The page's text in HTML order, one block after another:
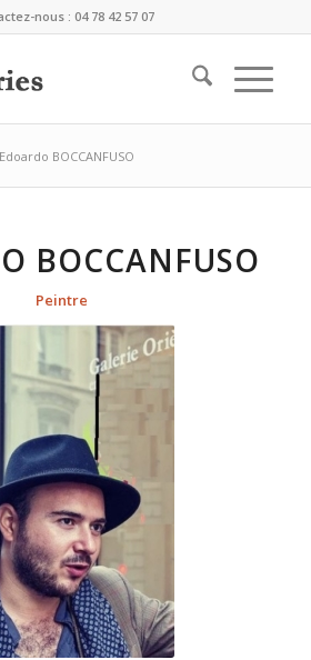
nous : 04 78 42 57 07
Edoardo BOCCANFUSO
BOCCANFUSO
Peintre